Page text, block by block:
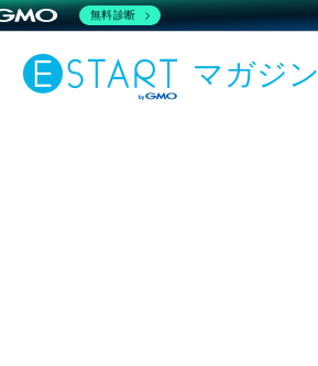
マガジン
無料診断